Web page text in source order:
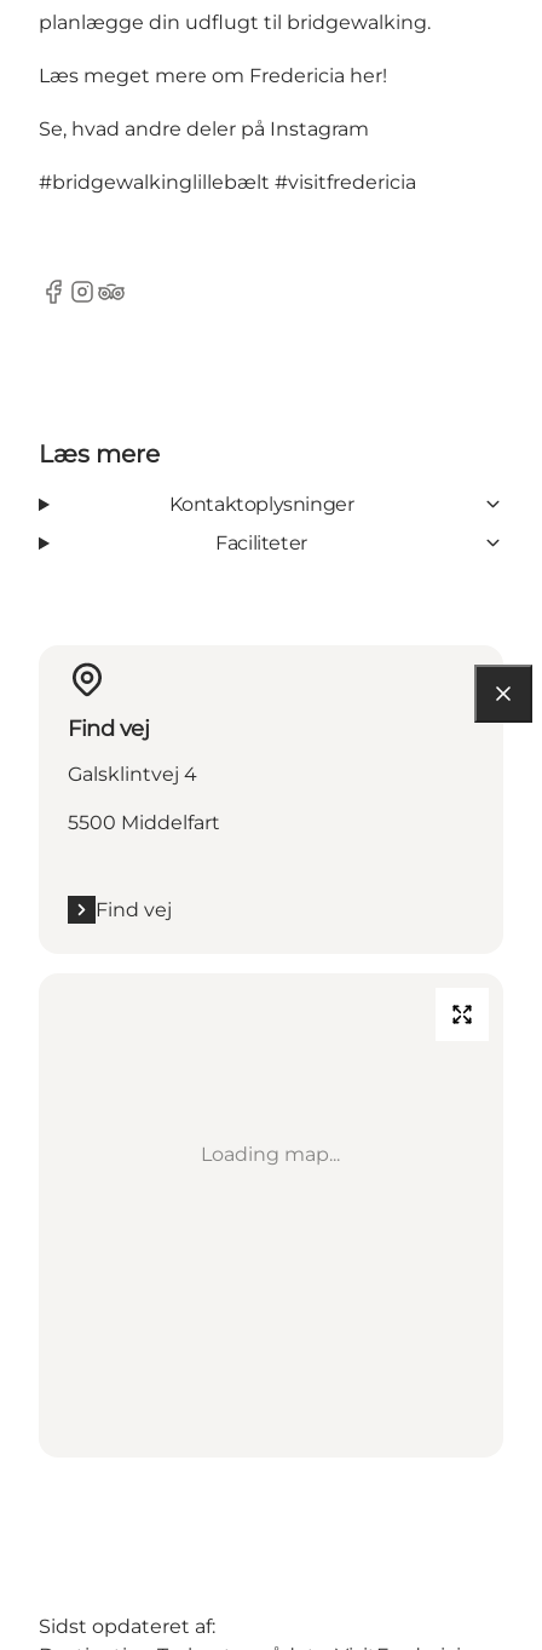
planlægge din udflugt til bridgewalking.
Læs meget mere om Fredericia her!
Se, hvad andre deler på Instagram
#bridgewalkinglillebælt #visitfredericia
Facebook
Instagram
Tripadvisor
Læs mere
Kontaktoplysninger
Faciliteter
Find vej
Galsklintvej 4
5500 Middelfart
Find vej
Loading map...
Sidst opdateret af: